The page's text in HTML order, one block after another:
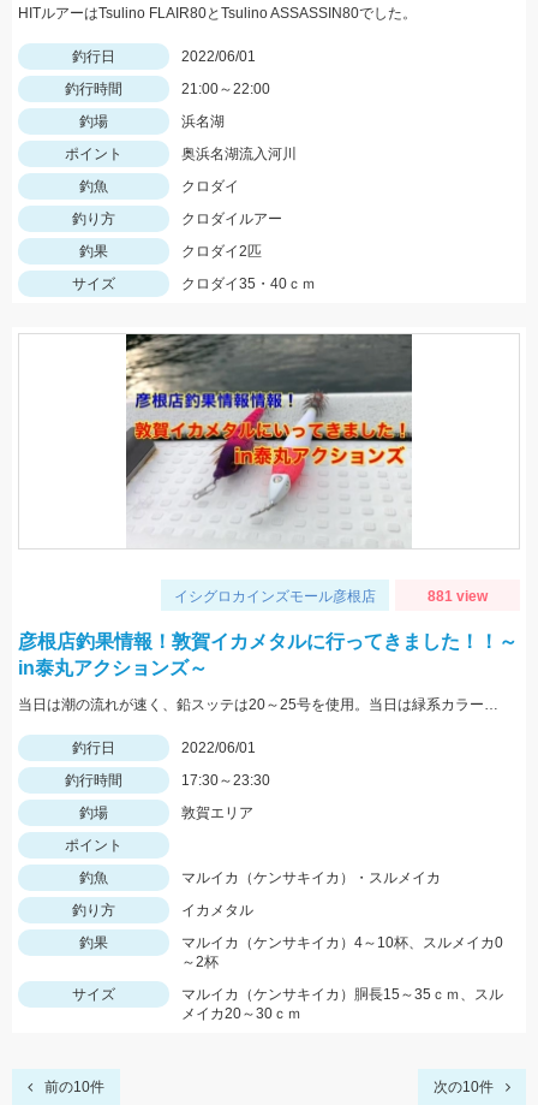
HITルアーはTsulino FLAIR80とTsulino ASSASSIN80でした。
釣行日
2022/06/01
釣行時間
21:00～22:00
釣場
浜名湖
ポイント
奥浜名湖流入河川
釣魚
クロダイ
釣り方
クロダイルアー
釣果
クロダイ2匹
サイズ
クロダイ35・40ｃｍ
イシグロカインズモール彦根店 881 view
彦根店釣果情報！敦賀イカメタルに行ってきました！！～
in泰丸アクションズ～
当日は潮の流れが速く、鉛スッテは20～25号を使用。当日は緑系カラーのスッテやエギに好反応。
釣行日
2022/06/01
釣行時間
17:30～23:30
釣場
敦賀エリア
ポイント
釣魚
マルイカ（ケンサキイカ）・スルメイカ
釣り方
イカメタル
釣果
マルイカ（ケンサキイカ）4～10杯、スルメイカ0
～2杯
サイズ
マルイカ（ケンサキイカ）胴長15～35ｃｍ、スル
メイカ20～30ｃｍ
前の10件 次の10件